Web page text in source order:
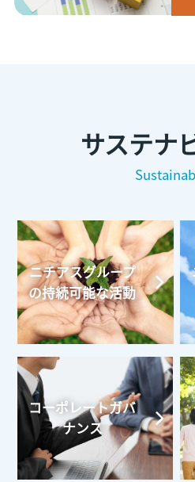
サステナ
ニチアスグループ
の持続可能な活動
コーポレートガバ
ナンス